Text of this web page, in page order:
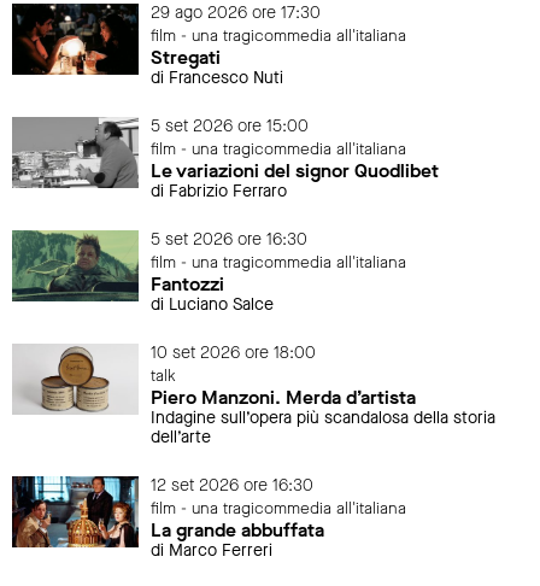
29 ago 2026 ore 17:30
film - una tragicommedia all'italiana
Stregati
di Francesco Nuti
5 set 2026 ore 15:00
film - una tragicommedia all'italiana
Le variazioni del signor Quodlibet
di Fabrizio Ferraro
5 set 2026 ore 16:30
film - una tragicommedia all'italiana
Fantozzi
di Luciano Salce
10 set 2026 ore 18:00
talk
Piero Manzoni. Merda d’artista
Indagine sull’opera più scandalosa della storia
dell’arte
12 set 2026 ore 16:30
film - una tragicommedia all'italiana
La grande abbuffata
di Marco Ferreri